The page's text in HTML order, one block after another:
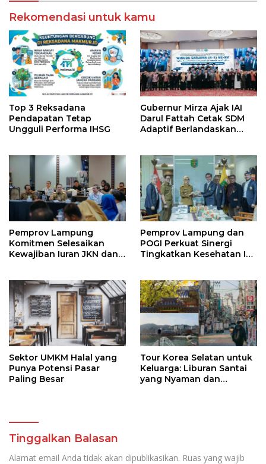
Rekomendasi untuk kamu
Top 3 Reksadana
Pendapatan Tetap
Ungguli Performa IHSG
Gubernur Mirza Ajak IAI
Darul Fattah Cetak SDM
Adaptif Berlandaskan
Pemprov Lampung
Komitmen Selesaikan
Kewajiban Iuran JKN dan
Kesehatan
Pemprov Lampung dan
POGI Perkuat Sinergi
Tingkatkan Kesehatan Ibu
Sektor UMKM Halal yang
Punya Potensi Pasar
Paling Besar
Tour Korea Selatan untuk
Keluarga: Liburan Santai
yang Nyaman dan
Tinggalkan Balasan
Alamat email Anda tidak akan dipublikasikan. Ruas yang wajib